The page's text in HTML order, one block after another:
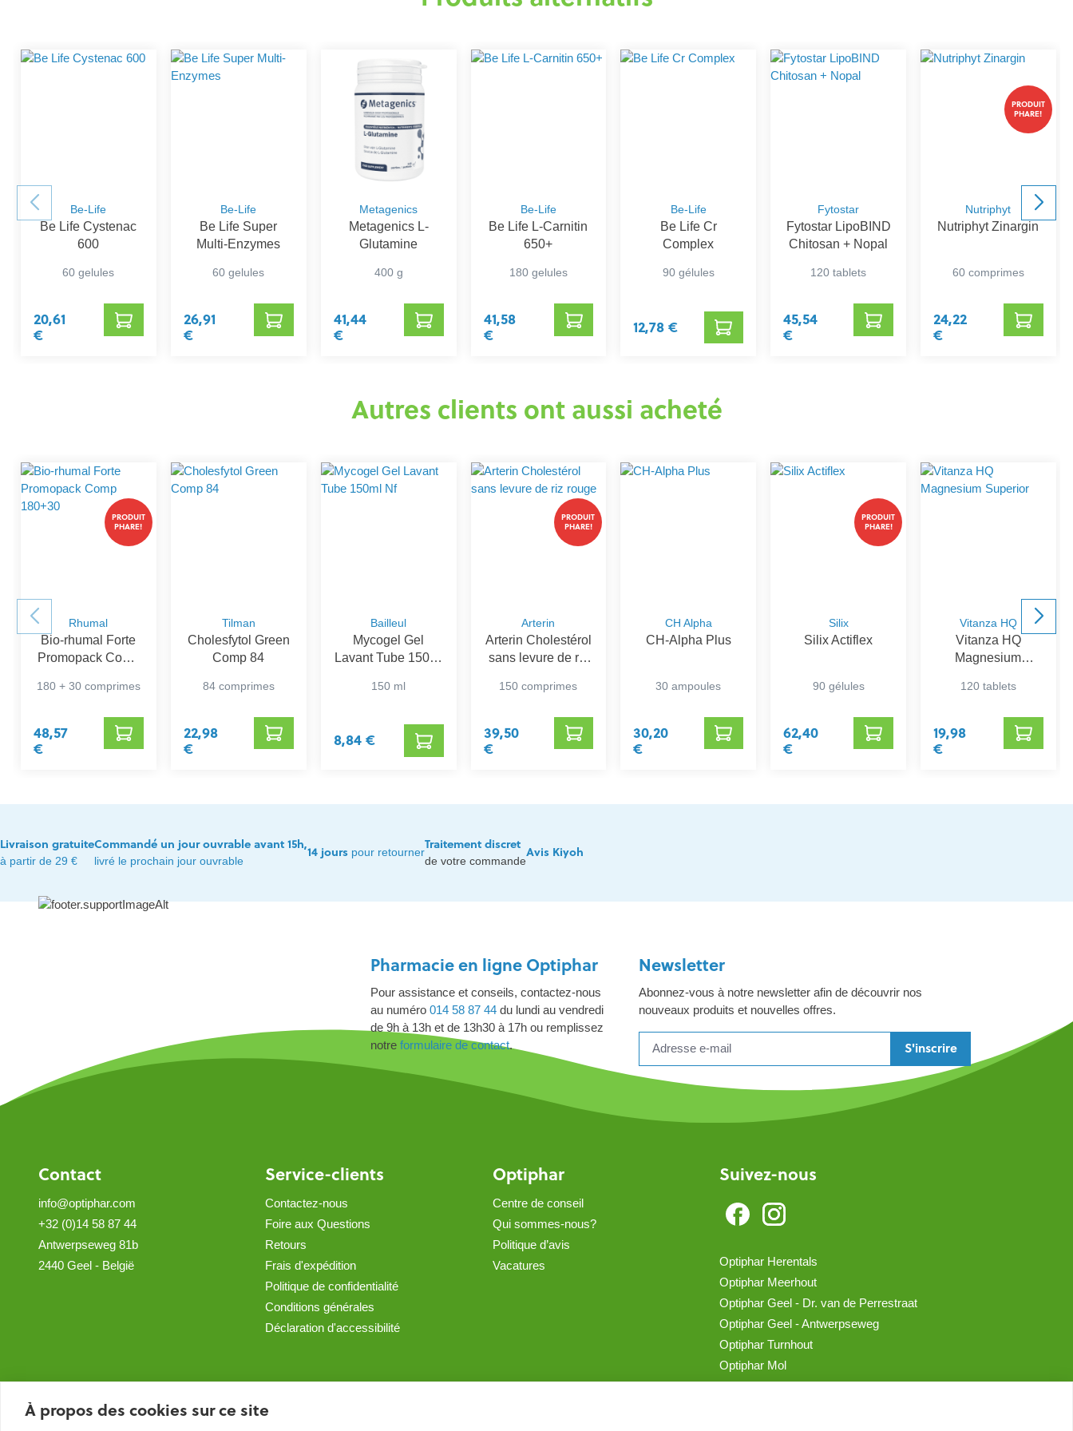
À propos des cookies sur ce site
Be-Life
Be Life Cystenac
600
60 gelules
20,61
€
Be-Life
Be Life Super
Multi-Enzymes
60 gelules
26,91
€
Metagenics
Metagenics L-
Glutamine
400 g
41,44
€
Be-Life
Be Life L-Carnitin
650+
180 gelules
41,58
€
Be-Life
Be Life Cr
Complex
90 gélules
12,78 €
Fytostar
Fytostar LipoBIND
Chitosan + Nopal
120 tablets
45,54
€
PRODUIT
PHARE!
Nutriphyt
Nutriphyt Zinargin
60 comprimes
24,22
€
Autres clients ont aussi acheté
PRODUIT
PHARE!
Rhumal
Bio-rhumal Forte
Promopack Comp
180 + 30 comprimes
48,57
€
Tilman
Cholesfytol Green
Comp 84
84 comprimes
22,98
€
Bailleul
Mycogel Gel
Lavant Tube 150ml
150 ml
8,84 €
PRODUIT
PHARE!
Arterin
Arterin Cholestérol
sans levure de riz
150 comprimes
39,50
€
CH Alpha
CH-Alpha Plus
30 ampoules
30,20
€
PRODUIT
PHARE!
Silix
Silix Actiflex
90 gélules
62,40
€
Vitanza HQ
Vitanza HQ
Magnesium
120 tablets
19,98
€
Livraison gratuite
à partir de 29 €
Commandé un jour ouvrable avant 15h,
livré le prochain jour ouvrable
14 jours pour retourner
Traitement discret
de votre commande
Avis Kiyoh
Pharmacie en ligne Optiphar
Pour assistance et conseils, contactez-nous
au numéro 014 58 87 44 du lundi au vendredi
de 9h à 13h et de 13h30 à 17h ou remplissez
notre formulaire de contact.
Newsletter
Abonnez-vous à notre newsletter afin de découvrir nos
nouveaux produits et nouvelles offres.
S'inscrire
Contact
info@optiphar.com
+32 (0)14 58 87 44
Antwerpseweg 81b
2440 Geel - België
Service-clients
Contactez-nous
Foire aux Questions
Retours
Frais d'expédition
Politique de confidentialité
Conditions générales
Déclaration d'accessibilité
Optiphar
Centre de conseil
Qui sommes-nous?
Politique d’avis
Vacatures
Suivez-nous
Optiphar Herentals
Optiphar Meerhout
Optiphar Geel - Dr. van de Perrestraat
Optiphar Geel - Antwerpseweg
Optiphar Turnhout
Optiphar Mol